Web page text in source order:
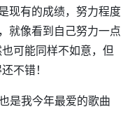
现有的成绩，努力程度
就像看到自己努力一点
可能同样不如意，但
不错！
是我今年最爱的歌曲